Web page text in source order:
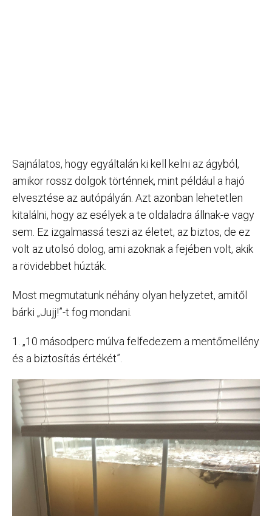
Sajnálatos, hogy egyáltalán ki kell kelni az ágyból,
amikor rossz dolgok történnek, mint például a hajó
elvesztése az autópályán. Azt azonban lehetetlen
kitalálni, hogy az esélyek a te oldaladra állnak-e vagy
sem. Ez izgalmassá teszi az életet, az biztos, de ez
volt az utolsó dolog, ami azoknak a fejében volt, akik
a rövidebbet húzták.
Most megmutatunk néhány olyan helyzetet, amitől
bárki „Jujj!”-t fog mondani.
1. „10 másodperc múlva felfedezem a mentőmellény
és a biztosítás értékét”.